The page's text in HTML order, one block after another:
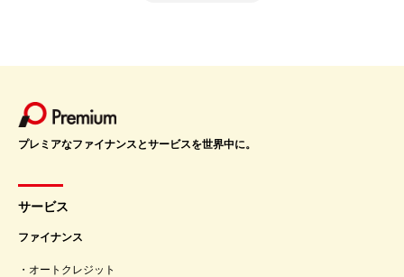
プレミアなファイナンスとサービスを世界中に。
サービス
ファイナンス
オートクレジット